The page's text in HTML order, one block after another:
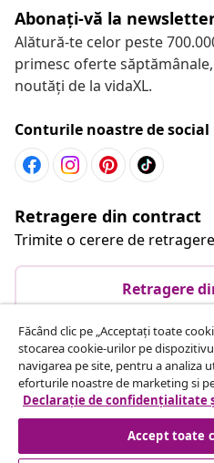
Abonați-vă la
Alătură-te celor peste
primesc oferte
noutăți de la vidaXL.
Conturile noastre de social
Retragere din contract
Trimite o cerere de
Retragere
Serviciu clienți
Business
Făcând clic pe „Acceptați toate
stocarea cookie-urilor pe
navigarea pe site, pentru a analiza
eforturile noastre de marketing si
Declarație de confidențialitate
Accept toate